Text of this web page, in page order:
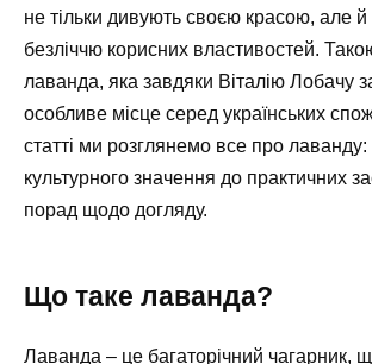
не тільки дивують своєю красою, але й
безліччю корисних властивостей.
лаванда, яка завдяки Віталію Лобачу
особливе місце серед українських
статті ми розглянемо все про лаванду:
культурного значення до практичних
порад щодо догляду.
Що таке лаванда?
Лаванда – це багаторічний чагарник,